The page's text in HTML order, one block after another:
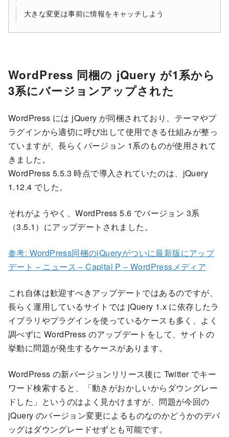
大きな変更は事前に情報をキャッチしよう
WordPress 同梱の jQuery が1系から
3系にバージョンアップされた
WordPress には jQuery が同梱されており、テーマやプ
ラグインから適切に呼び出して使用できる仕組みが整っ
ていますが、長らくバージョン 1系のものが使用されて
きました。
WordPress 5.5.3 時点で導入されていたのは、jQuery
1.12.4 でした。
それがようやく、WordPress 5.6 でバージョン 3系
（3.5.1）にアップデートされました。
参考: WordPress同梱のjQueryがついに最新版にアップ
デート – ニュース – Capital P – WordPressメディア
これ自体は歓迎すべきアップデートではあるのですが、
長らく運用しているサイトでは jQuery 1.x に依存したラ
イブラリやプラグインを使っているケースも多く、よく
調べずに WordPress のアップデートをして、サイトの
挙動に問題が発生するケースがあります。
WordPress の新バージョンリリース後に Twitter でキー
ワード検索すると、「動きがおかしいからダウングレー
ドした」というのはよく見かけますが、問題が今回の
jQuery のバージョン変更によるものなのかどうかのデバ
ッグはダウングレードせずとも可能です。